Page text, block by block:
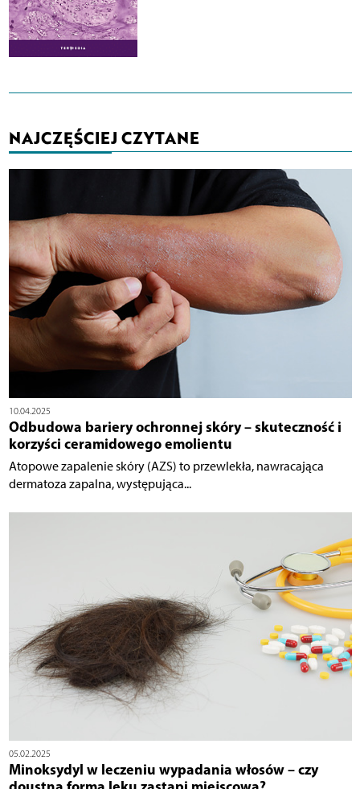
NAJCZĘŚCIEJ CZYTANE
10.04.2025
Odbudowa bariery ochronnej skóry – skuteczność i
korzyści ceramidowego emolientu
Atopowe zapalenie skóry (AZS) to przewlekła, nawracająca
dermatoza zapalna, występująca...
05.02.2025
Minoksydyl w leczeniu wypadania włosów – czy